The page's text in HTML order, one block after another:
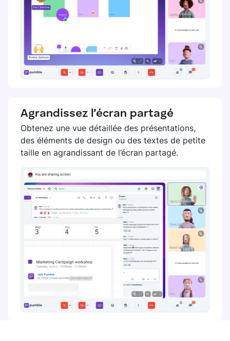
Agrandissez l’écran partagé
Obtenez une vue détaillée des présentations,
des éléments de design ou des textes de petite
taille en agrandissant de l’écran partagé.